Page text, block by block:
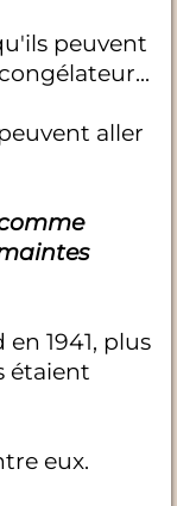
peuvent
aller
1941, plus
étaient
eux.